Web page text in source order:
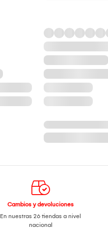
Cambios y devoluciones
En nuestras 26 tiendas a nivel
nacional